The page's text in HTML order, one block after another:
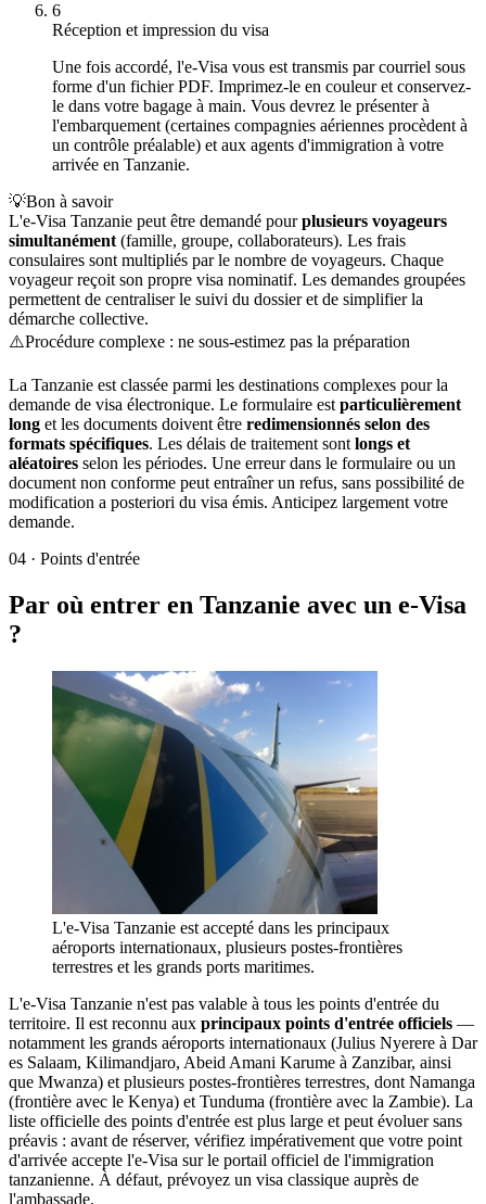
6
Réception et impression du visa
Une fois accordé, l'e-Visa vous est transmis par courriel sous
forme d'un fichier PDF. Imprimez-le en couleur et conservez-
le dans votre bagage à main. Vous devrez le présenter à
l'embarquement (certaines compagnies aériennes procèdent à
un contrôle préalable) et aux agents d'immigration à votre
arrivée en Tanzanie.
💡Bon à savoir
L'e-Visa Tanzanie peut être demandé pourplusieurs voyageurs
simultanément (famille, groupe, collaborateurs). Les frais
consulaires sont multipliés par le nombre de voyageurs. Chaque
voyageur reçoit son propre visa nominatif. Les demandes groupées
permettent de centraliser le suivi du dossier et de simplifier la
démarche collective.
⚠️Procédure complexe : ne sous-estimez pas la préparation
La Tanzanie est classée parmi les destinations complexes pour la
demande de visa électronique. Le formulaire est particulièrement
long et les documents doivent être redimensionnés selon des
formats spécifiques. Les délais de traitement sont longs et
aléatoires selon les périodes. Une erreur dans le formulaire ou un
document non conforme peut entraîner un refus, sans possibilité de
modification a posteriori du visa émis. Anticipez largement votre
demande.
04 · Points d'entrée
Par où entrer en Tanzanie avec un e-Visa
?
L'e-Visa Tanzanie est accepté dans les principaux
aéroports internationaux, plusieurs postes-frontières
terrestres et les grands ports maritimes.
L'e-Visa Tanzanie n'est pas valable à tous les points d'entrée du
territoire. Il est reconnu aux principaux points d'entrée officiels —
notamment les grands aéroports internationaux (Julius Nyerere à Dar
es Salaam, Kilimandjaro, Abeid Amani Karume à Zanzibar, ainsi
que Mwanza) et plusieurs postes-frontières terrestres, dont Namanga
(frontière avec le Kenya) et Tunduma (frontière avec la Zambie). La
liste officielle des points d'entrée est plus large et peut évoluer sans
préavis : avant de réserver, vérifiez impérativement que votre point
d'arrivée accepte l'e-Visa sur le portail officiel de l'immigration
tanzanienne. À défaut, prévoyez un visa classique auprès de
l'ambassade.